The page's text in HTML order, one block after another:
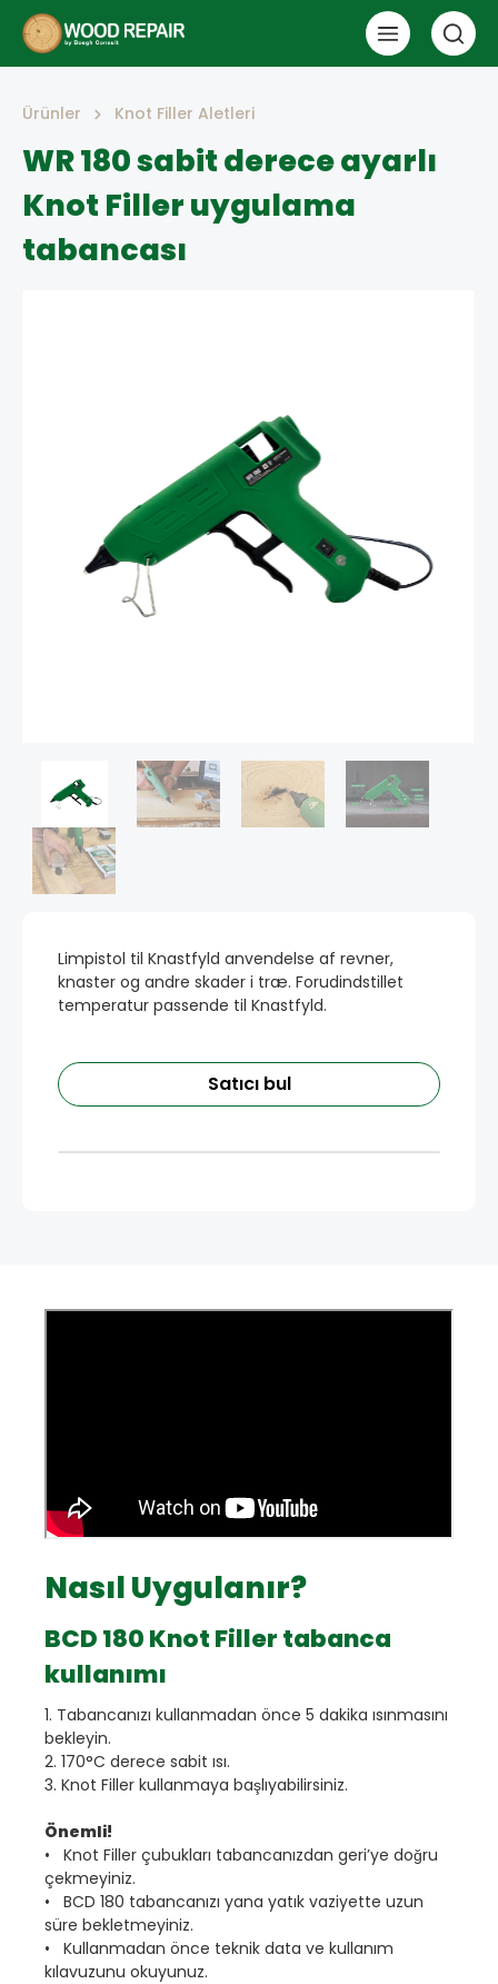
Ürünler Knot Filler Aletleri
WR 180 sabit derece ayarlı
Knot Filler uygulama
tabancası
Limpistol til Knastfyld anvendelse af revner,
knaster og andre skader i træ. Forudindstillet
temperatur passende til Knastfyld.
Satıcı bul
Nasıl Uygulanır?
BCD 180 Knot Filler tabanca
kullanımı
1. Tabancanızı kullanmadan önce 5 dakika ısınmasını
bekleyin.
2. 170°C derece sabit ısı.
3. Knot Filler kullanmaya başlıyabilirsiniz.
Önemli!
• Knot Filler çubukları tabancanızdan geri’ye doğru
çekmeyiniz.
• BCD 180 tabancanızı yana yatık vaziyette uzun
süre bekletmeyiniz.
• Kullanmadan önce teknik data ve kullanım
kılavuzunu okuyunuz.